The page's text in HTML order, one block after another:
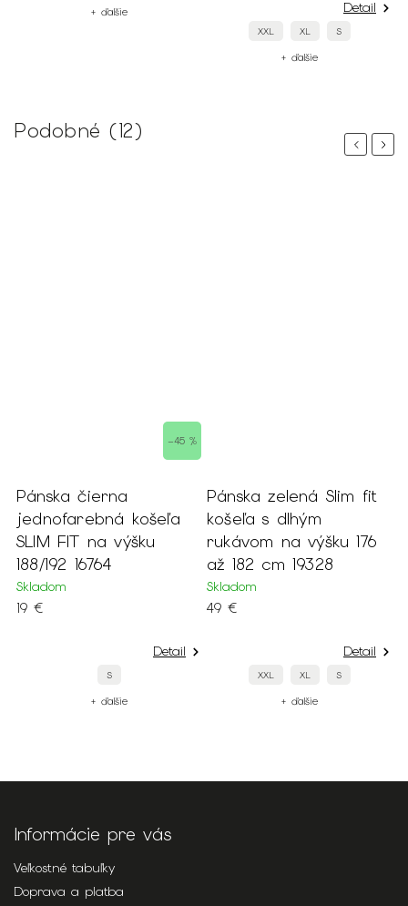
+ ďalšie Detail
XXL XL S
+ ďalšie
Podobné (12)
Previous
–45 %
Pánska čierna
jednofarebná košeľa
SLIM FIT na výšku
188/192 16764
Skladom
19 €
Detail
S
+ ďalšie
Pánska zelená Slim fit
košeľa s dlhým
rukávom na výšku 176
až 182 cm 19328
Skladom
49 €
Detail
XXL XL S
+ ďalšie
Next
Informácie pre vás
Veľkostné tabuľky
Doprava a platba